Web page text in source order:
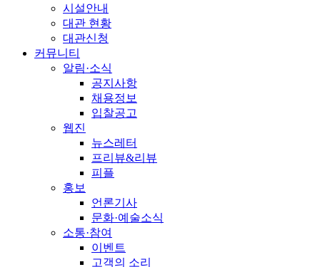
시설안내
대관 현황
대관신청
커뮤니티
알림·소식
공지사항
채용정보
입찰공고
웹진
뉴스레터
프리뷰&리뷰
피플
홍보
언론기사
문화·예술소식
소통·참여
이벤트
고객의 소리